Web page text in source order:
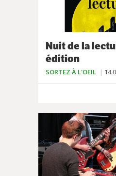
Nuit de la
édition
SORTEZ À L'OEIL